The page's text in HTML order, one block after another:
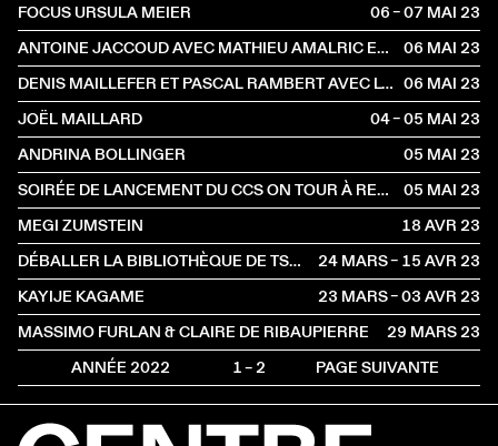
FOCUS URSULA MEIER
06 – 07 MAI2023
ANTOINE JACCOUD AVEC MATHIEU AMALRIC ET MARTHE KELLER
06 MAI2023
DENIS MAILLEFER ET PASCAL RAMBERT AVEC LOLA GIOUSSE 06 MAI2023
JOËL MAILLARD
04 – 05 MAI2023
ANDRINA BOLLINGER
05 MAI2023
SOIRÉE DE LANCEMENT DU CCS ON TOUR À RENNES
05 MAI2023
MEGI ZUMSTEIN
18 AVR2023
DÉBALLER LA BIBLIOTHÈQUE DE TSCHICHOLD
24 MARS – 15 AVR2023
KAYIJE KAGAME
23 MARS – 03 AVR2023
MASSIMO FURLAN & CLAIRE DE RIBAUPIERRE
29 MARS2023
ANNÉE 2022
1 – 2 PAGE SUIVANTE